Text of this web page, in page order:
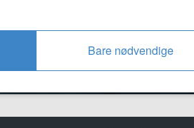
Bare nødvendige